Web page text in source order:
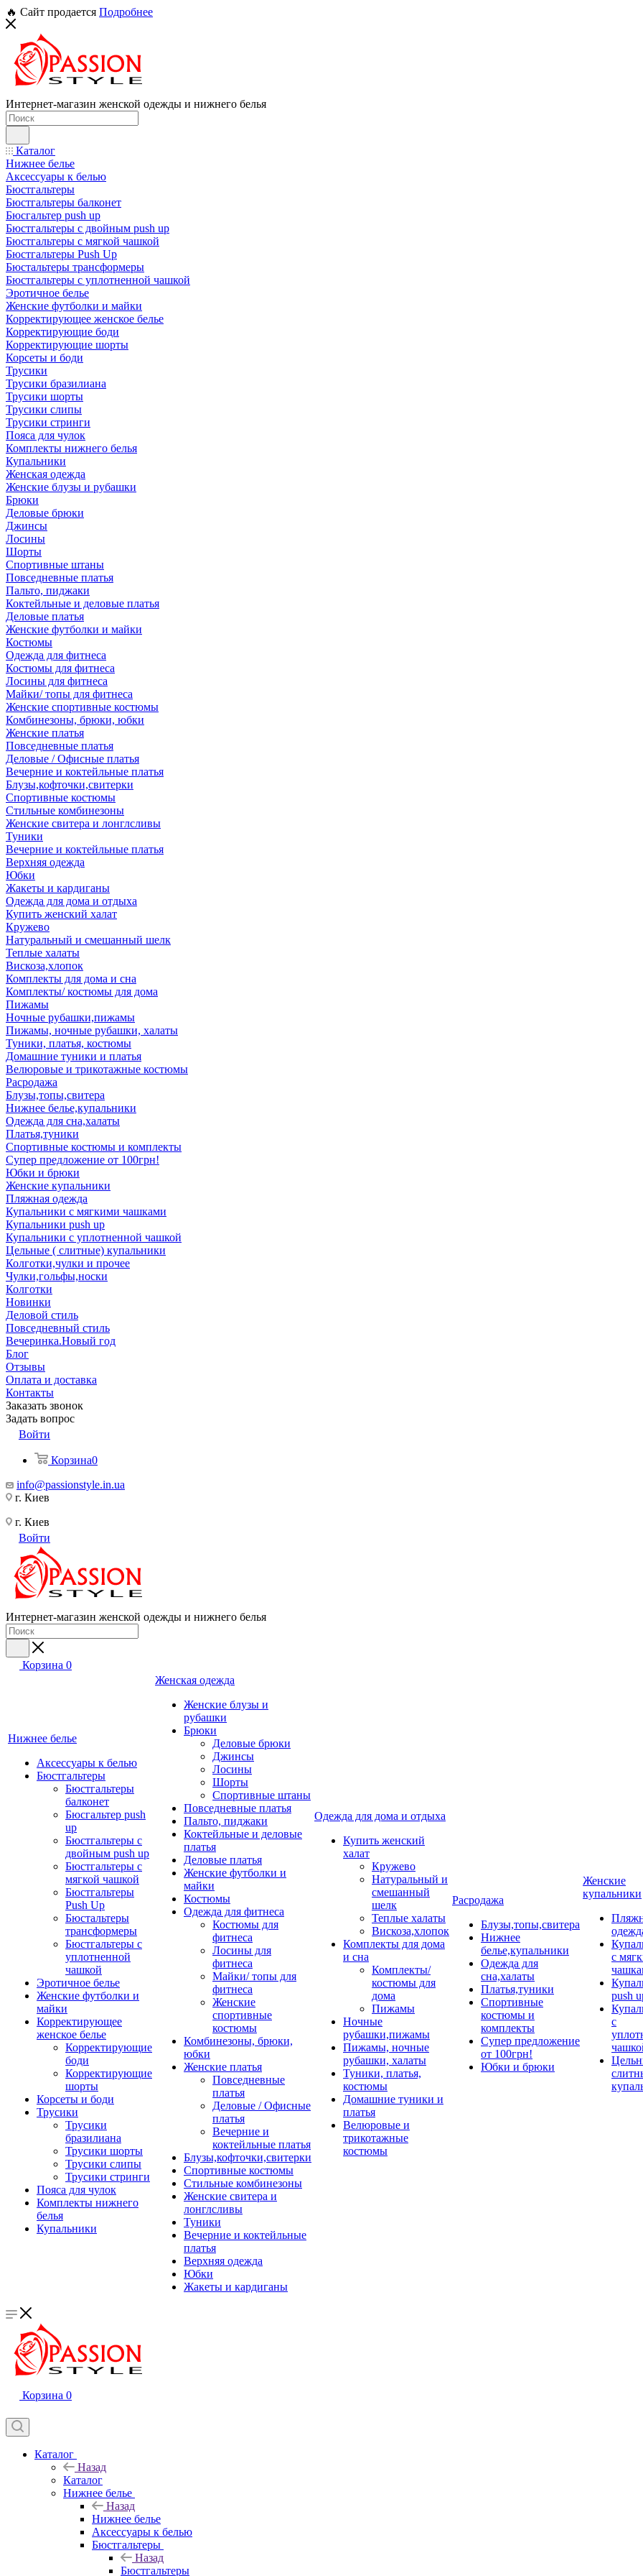
🔥 Сайт продается Подробнее
Интернет-магазин женской одежды и нижнего белья
Каталог
Нижнее белье
Аксессуары к белью
Бюстгальтеры
Бюстгальтеры балконет
Бюсгальтер push up
Бюстгальтеры с двойным push up
Бюстгальтеры с мягкой чашкой
Бюстгальтеры Push Up
Бюстальтеры трансформеры
Бюстгальтеры с уплотненной чашкой
Эротичное белье
Женские футболки и майки
Корректирующее женское белье
Корректирующие боди
Корректирующие шорты
Корсеты и боди
Трусики
Трусики бразилиана
Трусики шорты
Трусики слипы
Трусики стринги
Пояса для чулок
Комплекты нижнего белья
Купальники
Женская одежда
Женские блузы и рубашки
Брюки
Деловые брюки
Джинсы
Лосины
Шорты
Спортивные штаны
Повседневные платья
Пальто, пиджаки
Коктейльные и деловые платья
Деловые платья
Женские футболки и майки
Костюмы
Одежда для фитнеса
Костюмы для фитнеса
Лосины для фитнеса
Майки/ топы для фитнеса
Женские спортивные костюмы
Комбинезоны, брюки, юбки
Женские платья
Повседневные платья
Деловые / Офисные платья
Вечерние и коктейльные платья
Блузы,кофточки,свитерки
Спортивные костюмы
Стильные комбинезоны
Женские свитера и лонглсливы
Туники
Вечерние и коктейльные платья
Верхняя одежда
Юбки
Жакеты и кардиганы
Одежда для дома и отдыха
Купить женский халат
Кружево
Натуральный и смешанный шелк
Теплые халаты
Вискоза,хлопок
Комплекты для дома и сна
Комплекты/ костюмы для дома
Пижамы
Ночные рубашки,пижамы
Пижамы, ночные рубашки, халаты
Туники, платья, костюмы
Домашние туники и платья
Велюровые и трикотажные костюмы
Расродажа
Блузы,топы,свитера
Нижнее белье,купальники
Одежда для сна,халаты
Платья,туники
Спортивные костюмы и комплекты
Супер предложение от 100грн!
Юбки и брюки
Женские купальники
Пляжная одежда
Купальники с мягкими чашками
Купальники push up
Купальники с уплотненной чашкой
Цельные ( слитные) купальники
Колготки,чулки и прочее
Чулки,гольфы,носки
Колготки
Новинки
Деловой стиль
Повседневный стиль
Вечеринка.Новый год
Блог
Отзывы
Оплата и доставка
Контакты
Заказать звонок
Задать вопрос
Войти
Корзина0
info@passionstyle.in.ua
г. Киев
г. Киев
Войти
Интернет-магазин женской одежды и нижнего белья
Корзина 0
Нижнее белье
Аксессуары к белью
Бюстгальтеры
Бюстгальтеры
балконет
Бюсгальтер push
up
Бюстгальтеры с
двойным push up
Бюстгальтеры с
мягкой чашкой
Бюстгальтеры
Push Up
Бюстальтеры
трансформеры
Бюстгальтеры с
уплотненной
чашкой
Эротичное белье
Женские футболки и
майки
Корректирующее
женское белье
Корректирующие
боди
Корректирующие
шорты
Корсеты и боди
Трусики
Трусики
бразилиана
Трусики шорты
Трусики слипы
Трусики стринги
Пояса для чулок
Комплекты нижнего
белья
Купальники
Женская одежда
Женские блузы и
рубашки
Брюки
Деловые брюки
Джинсы
Лосины
Шорты
Спортивные штаны
Повседневные платья
Пальто, пиджаки
Коктейльные и деловые
платья
Деловые платья
Женские футболки и
майки
Костюмы
Одежда для фитнеса
Костюмы для
фитнеса
Лосины для
фитнеса
Майки/ топы для
фитнеса
Женские
спортивные
костюмы
Комбинезоны, брюки,
юбки
Женские платья
Повседневные
платья
Деловые / Офисные
платья
Вечерние и
коктейльные платья
Блузы,кофточки,свитерки
Спортивные костюмы
Стильные комбинезоны
Женские свитера и
лонглсливы
Туники
Вечерние и коктейльные
платья
Верхняя одежда
Юбки
Жакеты и кардиганы
Одежда для дома и отдыха
Купить женский
халат
Кружево
Натуральный и
смешанный
шелк
Теплые халаты
Вискоза,хлопок
Комплекты для дома
и сна
Комплекты/
костюмы для
дома
Пижамы
Ночные
рубашки,пижамы
Пижамы, ночные
рубашки, халаты
Туники, платья,
костюмы
Домашние туники и
платья
Велюровые и
трикотажные
костюмы
Расродажа
Блузы,топы,свитера
Нижнее
белье,купальники
Одежда для
сна,халаты
Платья,туники
Спортивные
костюмы и
комплекты
Супер предложение
от 100грн!
Юбки и брюки
Женские
купальники
с
push
с
Корзина 0
Каталог
Назад
Каталог
Нижнее белье
Назад
Нижнее белье
Аксессуары к белью
Бюстгальтеры
Назад
Бюстгальтеры